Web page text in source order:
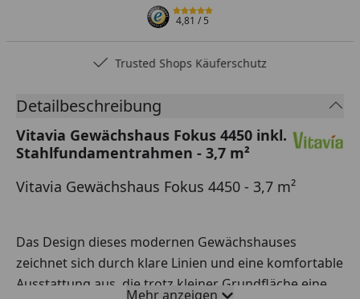
4,81/ 5
Trusted Shops Käuferschutz
Detailbeschreibung
Vitavia Gewächshaus Fokus 4450 inkl.
Stahlfundamentrahmen - 3,7 m²
Vitavia Gewächshaus Fokus 4450 - 3,7 m²
Das Design dieses modernen Gewächshauses
zeichnet sich durch klare Linien und eine komfortable
Ausstattung aus, die trotz kleiner Grundfläche eine
Mehr anzeigen